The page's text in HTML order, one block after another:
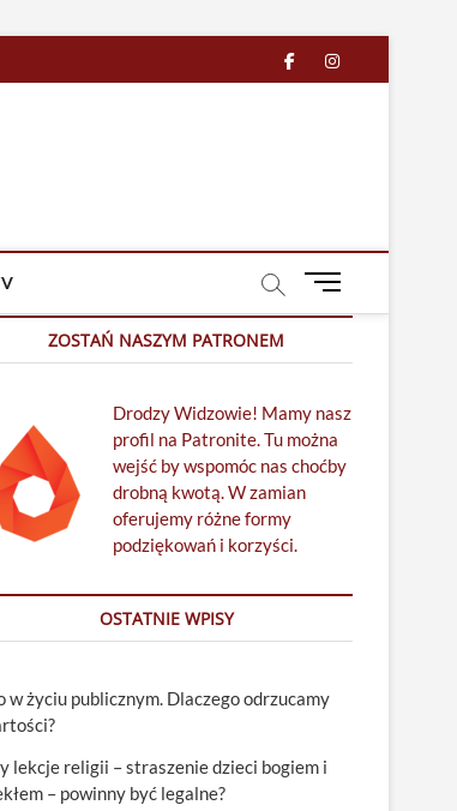
facebook
in
M
u
u
t
t
ZOSTAŃ NASZYM PATRONEM
Drodzy Widzowie! Mamy nasz
profil na Patronite. Tu można
wejść by wspomóc nas choćby
drobną kwotą. W zamian
oferujemy różne formy
podziękowań i korzyści.
OSTATNIE WPISY
w życiu publicznym. Dlaczego odrzucamy
lekcje religii – straszenie dzieci bogiem i
– powinny być legalne?